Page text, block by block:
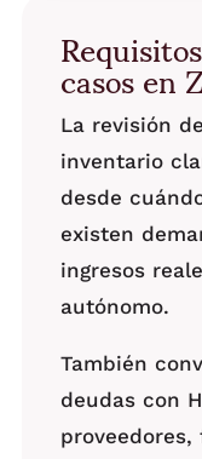
casos en
La revisión
inventario
desde
existen
ingresos
autónomo.
También
deudas con